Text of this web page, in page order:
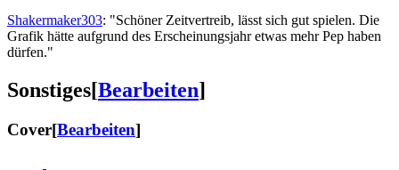
Shakermaker303: "Schöner Zeitvertreib, lässt sich gut spielen. Die
Grafik hätte aufgrund des Erscheinungsjahr etwas mehr Pep haben
dürfen."
Sonstiges[Bearbeiten]
Cover[Bearbeiten]